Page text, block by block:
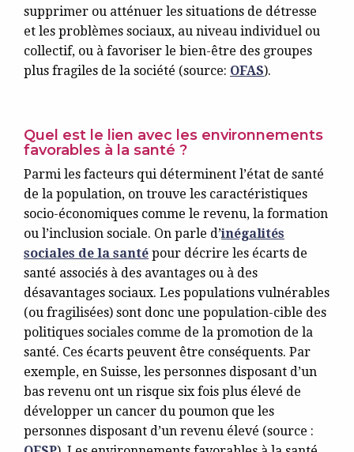
supprimer ou atténuer les situations de détresse
et les problèmes sociaux, au niveau individuel ou
collectif, ou à favoriser le bien-être des groupes
plus fragiles de la société (source: OFAS).
Quel est le lien avec les environnements
favorables à la santé ?
Parmi les facteurs qui déterminent l’état de santé
de la population, on trouve les caractéristiques
socio-économiques comme le revenu, la formation
ou l’inclusion sociale. On parle d’inégalités
sociales de la santé pour décrire les écarts de
santé associés à des avantages ou à des
désavantages sociaux. Les populations vulnérables
(ou fragilisées) sont donc une population-cible des
politiques sociales comme de la promotion de la
santé. Ces écarts peuvent être conséquents. Par
exemple, en Suisse, les personnes disposant d’un
bas revenu ont un risque six fois plus élevé de
développer un cancer du poumon que les
personnes disposant d’un revenu élevé (source :